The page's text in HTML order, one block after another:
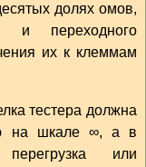
долях омов,
и переходного
их к клеммам
тестера должна
на шкале ∞, а в
или